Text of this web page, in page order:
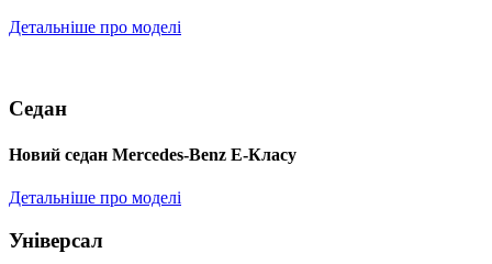
Детальніше про моделі
Седан
Новий седан Mercedes-Benz Е-Класу
Детальніше про моделі
Універсал